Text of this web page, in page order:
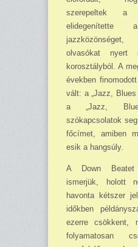
szerepeltek a
elidegenítette
olvasókat nyert
korosztályból. A
évek­ben
vált: a „Jazz, Blues
a „Jazz,
szókapcsolatok
főcímet, amiben
esik a hangsúly.
A Down Beatet
ismerjük, holott
havonta kétszer
időkben
ezerre csökkent,
folya­matosan